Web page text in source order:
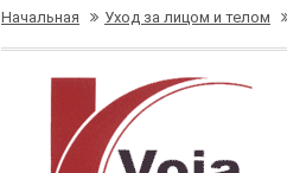
Начальная Уход за лицом и телом